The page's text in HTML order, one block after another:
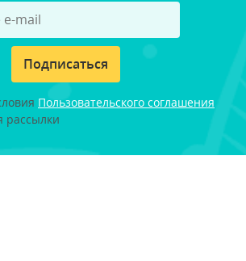
Подписаться
Пользовательского соглашения
рассылки